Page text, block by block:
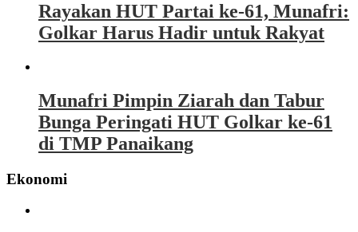
Rayakan HUT Partai ke-61, Munafri:
Golkar Harus Hadir untuk Rakyat
Munafri Pimpin Ziarah dan Tabur
Bunga Peringati HUT Golkar ke-61
di TMP Panaikang
Ekonomi